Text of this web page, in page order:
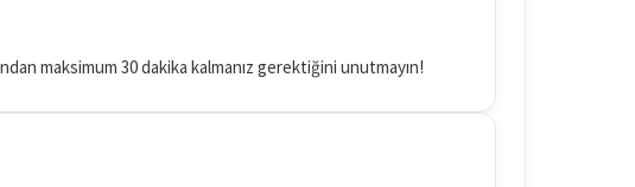
maksimum 30 dakika kalmanız gerektiğini unutmayın!